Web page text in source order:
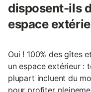
disposent-ils
espace
Oui ! 100% des gîtes
un espace extérieur :
plupart incluent du
pour profiter